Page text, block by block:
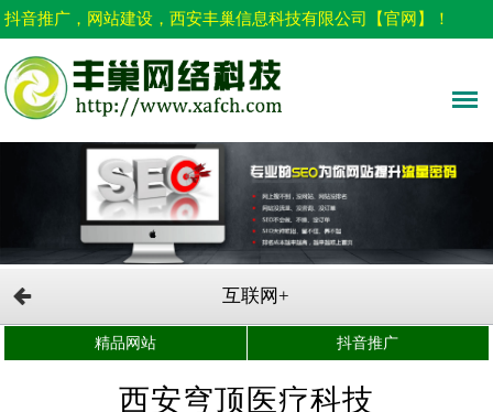
抖音推广，网站建设，西安丰巢信息科技有限公司【官网】！
互联网+
精品网站 抖音推广
西安穹顶医疗科技